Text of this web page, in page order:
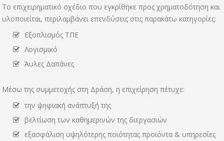
Το επιχειρηματικό σχέδιο που εγκρίθηκε προς χρηματοδότηση και
υλοποιείται, περιλαμβάνει επενδύσεις στις παρακάτω κατηγορίες:
Εξοπλισμός ΤΠΕ
Λογισμικό
Άυλες Δαπάνες
Μέσω της συμμετοχής στη Δράση, η επιχείρηση πέτυχε:
την ψηφιακή ανάπτυξή της
βελτίωση των καθημερινών της διεργασιών
εξασφάλιση υψηλότερης ποιότητας προϊόντα & υπηρεσίες